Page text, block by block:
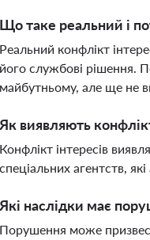
Що таке реальний і
Реальний конфлікт
його службові рішення.
майбутньому, але ще не
Як виявляють
Конфлікт інтересів
спеціальних агентств,
Які наслідки має
Порушення може